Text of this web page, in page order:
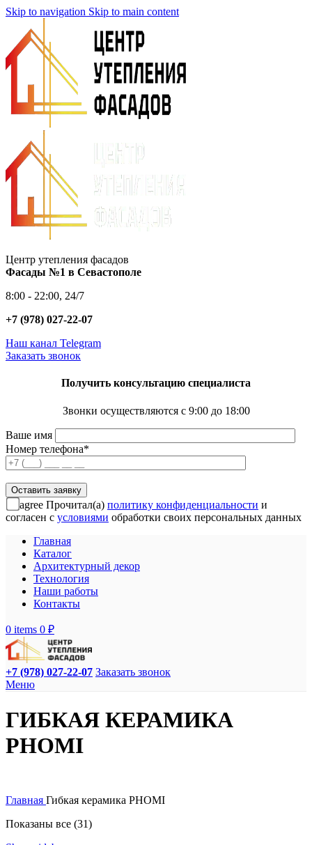
Skip to navigation Skip to main content
Центр утепления фасадов
Фасады №1 в Севастополе
8:00 - 22:00, 24/7
+7 (978) 027-22-07
Наш канал Telegram
Заказать звонок
Получить консультацию специалиста
Звонки осуществляются с 9:00 до 18:00
Ваше имя
Номер телефона*
agree Прочитал(а) политику конфиденциальности и
согласен с условиями обработки своих персональных данных
Главная
Каталог
Архитектурный декор
Технология
Наши работы
Контакты
0 items 0 ₽
+7 (978) 027-22-07 Заказать звонок
Меню
ГИБКАЯ КЕРАМИКА
PHOMI
Главная Гибкая керамика PHOMI
Показаны все (31)Сортировка: